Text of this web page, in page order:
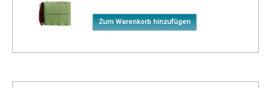
Zum Warenkorb hinzufügen